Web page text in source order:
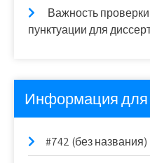
Важность
пунктуации для
Информация для
#742 (без названия)